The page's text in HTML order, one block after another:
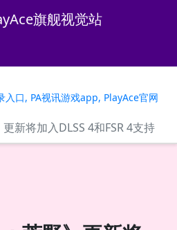
旗舰视觉站
入口, PA视讯游戏app, PlayAce官网
更新将加入DLSS 4和FSR 4支持